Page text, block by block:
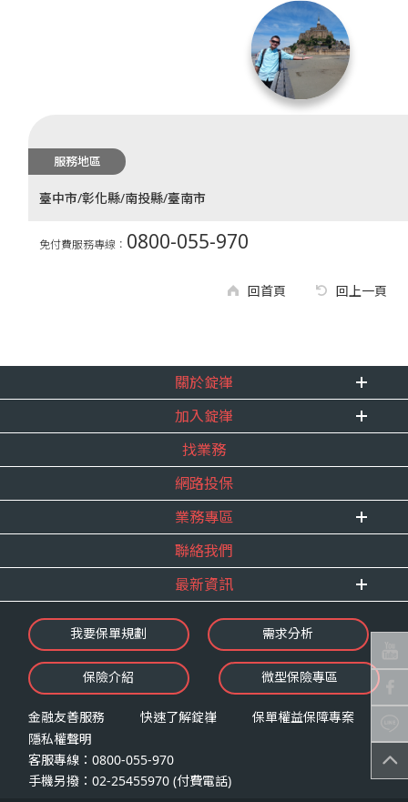
服務地區
臺中市/彰化縣/南投縣/臺南市
免付費服務專線： 0800-055-970
回首頁 回上一頁
關於錠嵂
企業資訊
重要事跡
得獎紀錄
服務宣言
合作夥伴
加入錠嵂
內勤招聘
精英招募
年度增員計畫
找業務
網路投保
業務專區
E 線資源網
聯絡我們
最新資訊
最新消息
錠嵂焦點
影音頻道
業務資源分享
我要保單規劃 需求分析
保險介紹 微型保險專區
金融友善服務 快速了解錠嵂
保單權益保障專案
隱私權聲明
客服專線：0800-055-970
手機另撥：02-25455970 (付費電話)